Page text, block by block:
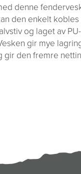
denne
den enkelt
og laget av
gir mye
den fremre